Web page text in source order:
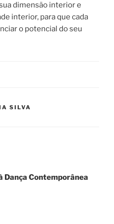
dimensão interior e
interior, para que cada
o potencial do seu
SILVA
Dança Contemporânea